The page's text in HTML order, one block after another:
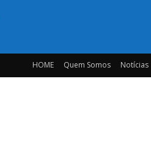
HOME Quem Somos Notícias